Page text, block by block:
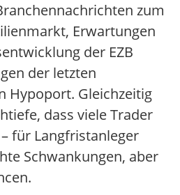
zum
Erwartungen
der EZB
der letzten
Hypoport. Gleichzeitig
dass viele Trader
für Langfristanleger
Schwankungen, aber